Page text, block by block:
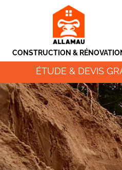
CONSTRUCTION &
ÉTUDE & DEVIS